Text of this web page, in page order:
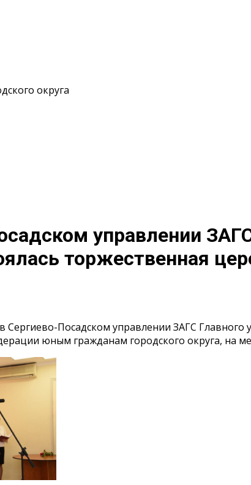
округа
управлении
торжественная
Сергиево-Посадском управлении ЗАГС
юным гражданам городского округа, на